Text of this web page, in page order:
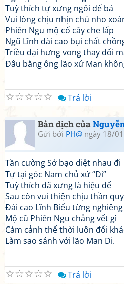
Tuỳ thích tự xưng ngôi đế bá
Vui lòng chịu nhịn chú nho
Phiên Ngu mộ cổ cây che lấp
Ngũ Lĩnh đài cao bụi chất
Triều đại hưng vong thay đổi
Đâu bằng ông lão xứ Man
☆
☆
☆
☆
☆ Trả lời
Bản dịch của
Gửi bởi PH@ ngày 18/
Tần cường Sở bạo diệt nhau đi
Tự tại góc Nam chủ xứ “Di”
Tuỳ thích đã xưng là hiệu đế
Sau còn vui thiện chịu thần quy
Đài cao Lĩnh Biểu từng
Mộ cũ Phiên Ngu chẳng vết gì
Cám cảnh thế thời luôn đổi
Làm sao sánh với lão Man Di.
☆
☆
☆
☆
☆ Trả lời